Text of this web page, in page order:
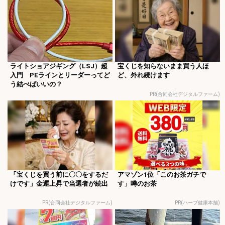
ライトショアジギング（LSJ）超
入門 PEラインとリーダーってど
う結べばいいの？
宝くじを知らないまま買う人ほ
ど、外れ続けます
PR(合同会社デジタルファーム)
「宝くじを買う前に〇〇をするだ
けです」金運上昇で当選者が続出
PR(合同会社デジタルファーム)
アマゾン1位「このお茶ガチで
す」噂のお茶
PR(ハーブ健康本舗)